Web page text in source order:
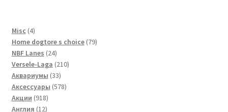
Misc 44
товара
Home dogtore s choice 7979
NBF Lanes 2424
товара
Versele-Laga 210210
Аквариумы 3333
товара
Аксессуары 578578
Акции 918918
товаров
Англия 1212